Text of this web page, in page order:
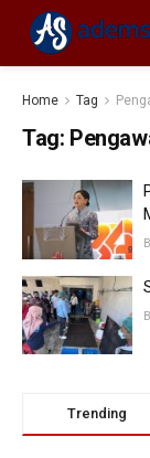
Home Tag
Tag:
Trending